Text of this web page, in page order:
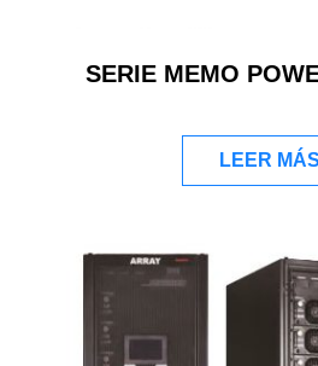
SERIE MEMO
LEER MÁS